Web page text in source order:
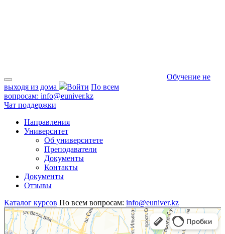
Обучение не
выходя из дома
Войти По всем
вопросам: info@euniver.kz
Чат поддержки
Направления
Университет
Об университете
Преподаватели
Документы
Контакты
Документы
Отзывы
Каталог курсов По всем вопросам: info@euniver.kz
Алматы
Проспект Абая, 52В — Яндекс Карты